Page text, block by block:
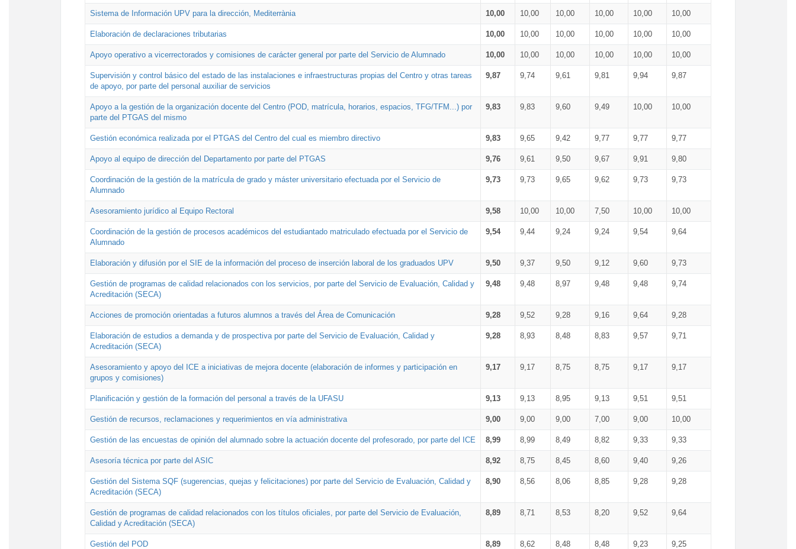
Sistema de Información UPV para la dirección, Mediterrània 10,00 10,00 10,00 10,00 10,00 10,00
Elaboración de declaraciones tributarias 10,00 10,00 10,00 10,00 10,00 10,00
Apoyo operativo a vicerrectorados y comisiones de carácter general por parte del Servicio de Alumnado 10,00 10,00 10,00 10,00 10,00 10,00
Supervisión y control básico del estado de las instalaciones e infraestructuras propias del Centro y otras tareas
de apoyo, por parte del personal auxiliar de servicios
9,87 9,74 9,61 9,81 9,94 9,87
Apoyo a la gestión de la organización docente del Centro (POD, matrícula, horarios, espacios, TFG/TFM...) por
parte del PTGAS del mismo
9,83 9,83 9,60 9,49 10,00 10,00
Gestión económica realizada por el PTGAS del Centro del cual es miembro directivo 9,83 9,65 9,42 9,77 9,77 9,77
Apoyo al equipo de dirección del Departamento por parte del PTGAS 9,76 9,61 9,50 9,67 9,91 9,80
Coordinación de la gestión de la matrícula de grado y máster universitario efectuada por el Servicio de
Alumnado
9,73 9,73 9,65 9,62 9,73 9,73
Asesoramiento jurídico al Equipo Rectoral 9,58 10,00 10,00 7,50 10,00 10,00
Coordinación de la gestión de procesos académicos del estudiantado matriculado efectuada por el Servicio de
Alumnado
9,54 9,44 9,24 9,24 9,54 9,64
Elaboración y difusión por el SIE de la información del proceso de inserción laboral de los graduados UPV 9,50 9,37 9,50 9,12 9,60 9,73
Gestión de programas de calidad relacionados con los servicios, por parte del Servicio de Evaluación, Calidad y
Acreditación (SECA)
9,48 9,48 8,97 9,48 9,48 9,74
Acciones de promoción orientadas a futuros alumnos a través del Área de Comunicación 9,28 9,52 9,28 9,16 9,64 9,28
Elaboración de estudios a demanda y de prospectiva por parte del Servicio de Evaluación, Calidad y
Acreditación (SECA)
9,28 8,93 8,48 8,83 9,57 9,71
Asesoramiento y apoyo del ICE a iniciativas de mejora docente (elaboración de informes y participación en
grupos y comisiones)
9,17 9,17 8,75 8,75 9,17 9,17
Planificación y gestión de la formación del personal a través de la UFASU 9,13 9,13 8,95 9,13 9,51 9,51
Gestión de recursos, reclamaciones y requerimientos en vía administrativa 9,00 9,00 9,00 7,00 9,00 10,00
Gestión de las encuestas de opinión del alumnado sobre la actuación docente del profesorado, por parte del ICE 8,99 8,99 8,49 8,82 9,33 9,33
Asesoría técnica por parte del ASIC 8,92 8,75 8,45 8,60 9,40 9,26
Gestión del Sistema SQF (sugerencias, quejas y felicitaciones) por parte del Servicio de Evaluación, Calidad y
Acreditación (SECA)
8,90 8,56 8,06 8,85 9,28 9,28
Gestión de programas de calidad relacionados con los títulos oficiales, por parte del Servicio de Evaluación,
Calidad y Acreditación (SECA)
8,89 8,71 8,53 8,20 9,52 9,64
Gestión del POD 8,89 8,62 8,48 8,48 9,23 9,25